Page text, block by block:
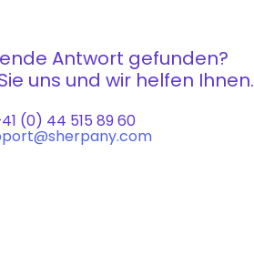
Antwort gefunden?
uns und wir helfen Ihnen.
(0) 44 515 89 60